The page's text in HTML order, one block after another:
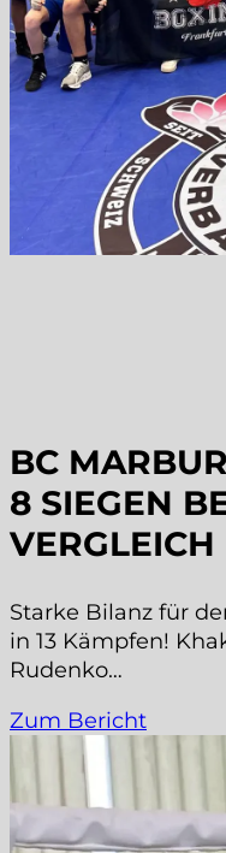
BC
8 SIEGEN
VERGLEICH
Starke Bilanz für
in 13 Kämpfen!
Rudenko…
Zum Bericht